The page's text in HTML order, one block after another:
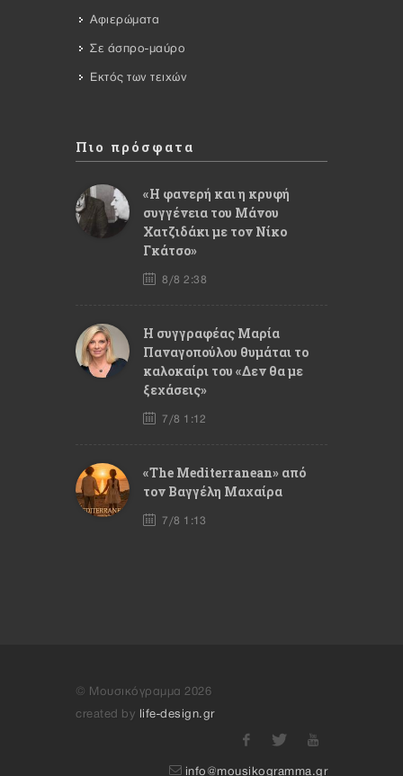
Αφιερώματα
Σε άσπρο-μαύρο
Εκτός των τειχών
Πιο πρόσφατα
«Η φανερή και η κρυφή
συγγένεια του Μάνου
Χατζιδάκι με τον Νίκο
Γκάτσο»
8/8 2:38
Η συγγραφέας Μαρία
Παναγοπούλου θυμάται το
καλοκαίρι του «Δεν θα με
ξεχάσεις»
7/8 1:12
«The Mediterranean» από
τον Βαγγέλη Μαχαίρα
7/8 1:13
© Μουσικόγραμμα 2026
created by
life-design.gr
info@mousikogramma.gr